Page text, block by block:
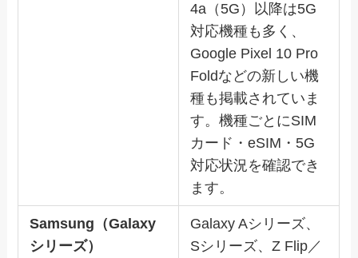
4a（5G）以降は5G
対応機種も多く、
Google Pixel 10 Pro
Foldなどの新しい機
種も掲載されていま
す。機種ごとにSIM
カード・eSIM・5G
対応状況を確認でき
ます。
Samsung（Galaxy
シリーズ）
Galaxy Aシリーズ、
Sシリーズ、Z Flip／